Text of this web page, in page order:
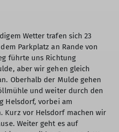
Wetter trafen sich 23
Parkplatz an Rande von
führte uns Richtung
aber wir gehen gleich
Oberhalb der Mulde gehen
und weiter durch den
Helsdorf, vorbei am
Kurz vor Helsdorf machen wir
Weiter geht es auf